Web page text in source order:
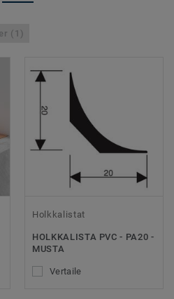
(1)
Holkkalistat
HOLKKALISTA PVC - PA20 -
MUSTA
Vertaile